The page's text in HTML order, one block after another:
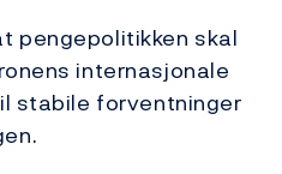
pengepolitikken skal
internasjonale
stabile forventninger